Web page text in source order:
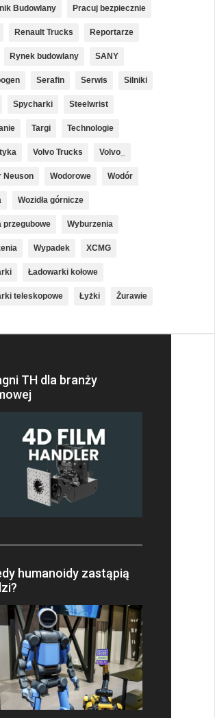
Budowlany Pracuj bezpiecznie
Renault Trucks Reportarze
Rynek budowlany SANY
Serafin Serwis Silniki
Spycharki Steelwrist
Targi Technologie
Volvo Trucks Volvo_
Neuson Wodorowe Wodór
Wozidła górnicze
przegubowe Wyburzenia
Wypadek XCMG
Ładowarki kołowe
teleskopowe Łyżki Żurawie
TH dla branży
humanoidy zastąpią